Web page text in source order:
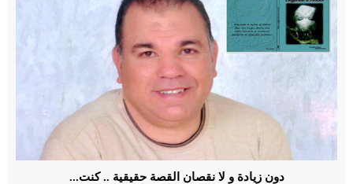
دون زيادة و لا نقصان القصة حقيقية .. كنت...